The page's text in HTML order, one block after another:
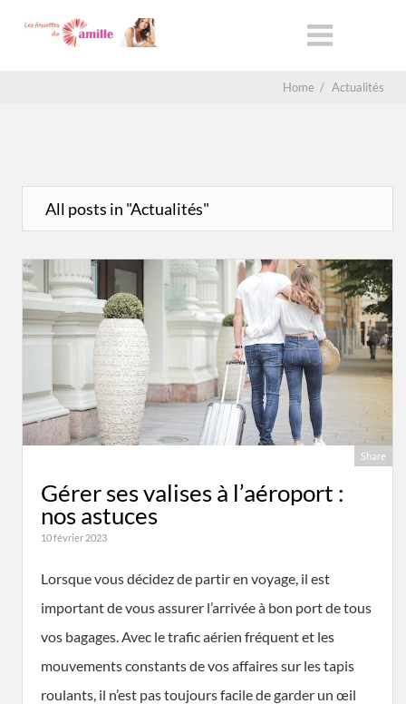
Home / Actualités
All posts in "Actualités"
Share
Gérer ses valises à l’aéroport :
nos astuces
10 février 2023
Lorsque vous décidez de partir en voyage, il est
important de vous assurer l’arrivée à bon port de tous
vos bagages. Avec le trafic aérien fréquent et les
mouvements constants de vos affaires sur les tapis
roulants, il n’est pas toujours facile de garder un œil